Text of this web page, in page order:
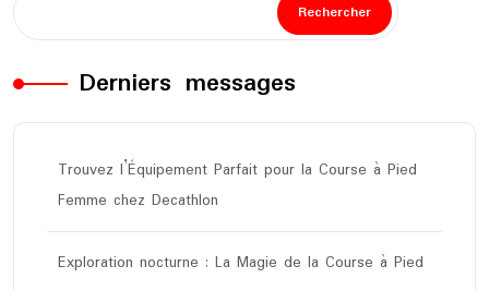
Rechercher
Derniers messages
Trouvez l’Équipement Parfait pour la Course à Pied
Femme chez Decathlon
Exploration nocturne : La Magie de la Course à Pied